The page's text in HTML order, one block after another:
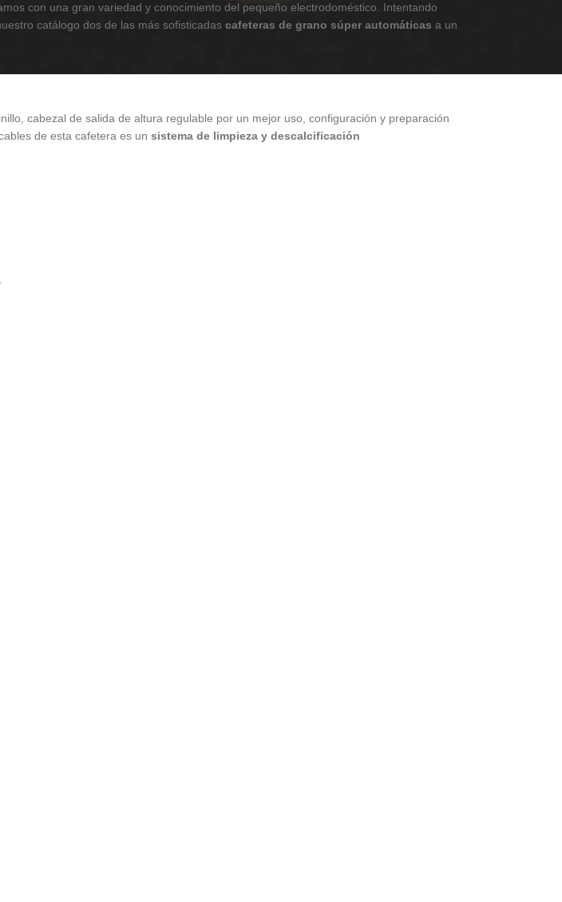
con una gran variedad y conocimiento del pequeño electrodoméstico. Intentando
catálogo dos de las más sofisticadas cafeteras de grano súper automáticas a un
cabezal de salida de altura regulable por un mejor uso, configuración y preparación
de esta cafetera es un sistema de limpieza y descalcificación